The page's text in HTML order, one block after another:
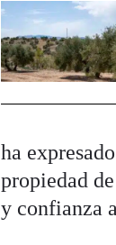
ha
propiedad
y confianza